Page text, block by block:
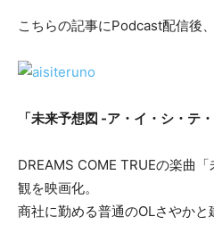
こちらの記事にPodcast配信後
「未来予想図 -ア・イ・シ・テ
DREAMS COME TRUEの楽曲
観を映画化。
商社に勤める普通のOLさやかと